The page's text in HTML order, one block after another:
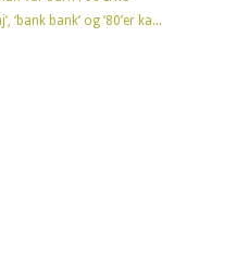
‘bank bank’ og ’80’er ka...